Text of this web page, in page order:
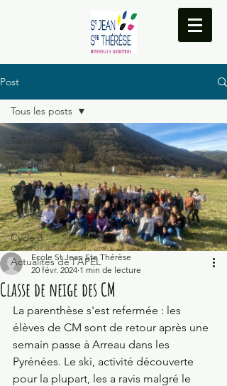
Post
Tous les posts
Vie de l'école
Cycle 1
Cycle 2
Cycle 3
Actualités de l'APEL
Tous les posts
Classe de neige des CM
Ecole St Jean Ste Thérèse
20 févr. 2024 1 min de lecture
La parenthèse s'est refermée : les
élèves de CM sont de retour après une
semain passe à Arreau dans les
Pyrénées. Le ski, activité découverte
pour la plupart, les a ravis malgré le